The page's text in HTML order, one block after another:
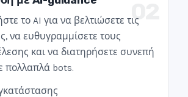
02
το AI για να βελτιώσετε τις
να ευθυγραμμίσετε τους
και να διατηρήσετε συνεπή
πολλαπλά bots.